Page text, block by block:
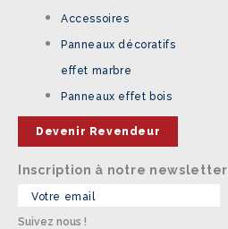
Accessoires
Panneaux décoratifs
effet marbre
Panneaux effet bois
Devenir Revendeur
Inscription à notre newsletter
Suivez nous !